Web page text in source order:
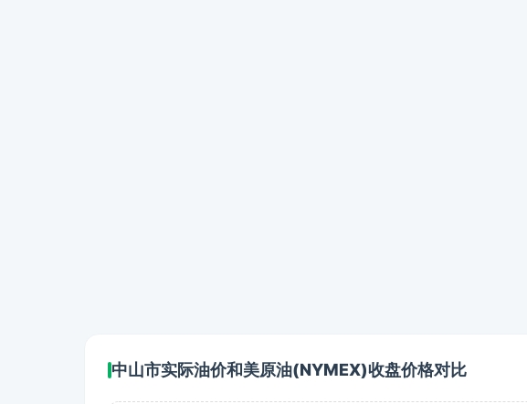
中山市实际油价和美原油(NYMEX)收盘价格对比